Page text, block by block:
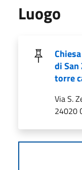
Luogo
di San
torre
Via S.
24020